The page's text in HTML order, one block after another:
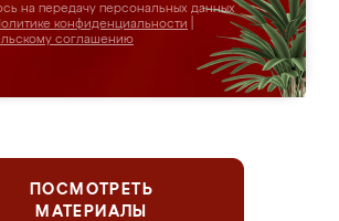
на передачу персональных данных
конфиденциальности
соглашению
ПОСМОТРЕТЬ
МАТЕРИАЛЫ